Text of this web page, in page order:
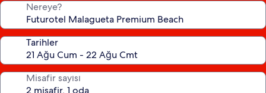
Nereye?
Tarihler
Misafir sayısı